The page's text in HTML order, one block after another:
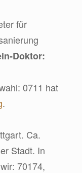
für
Doktor:
0711 hat
.
Ca.
Stadt. In
70174,